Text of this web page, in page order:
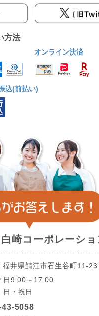
方法
オンライン決済
込(前払い)
白崎コーポレーショ
福井県鯖江市石生谷町11-23
日9:00～17:00
日・祝日
5058